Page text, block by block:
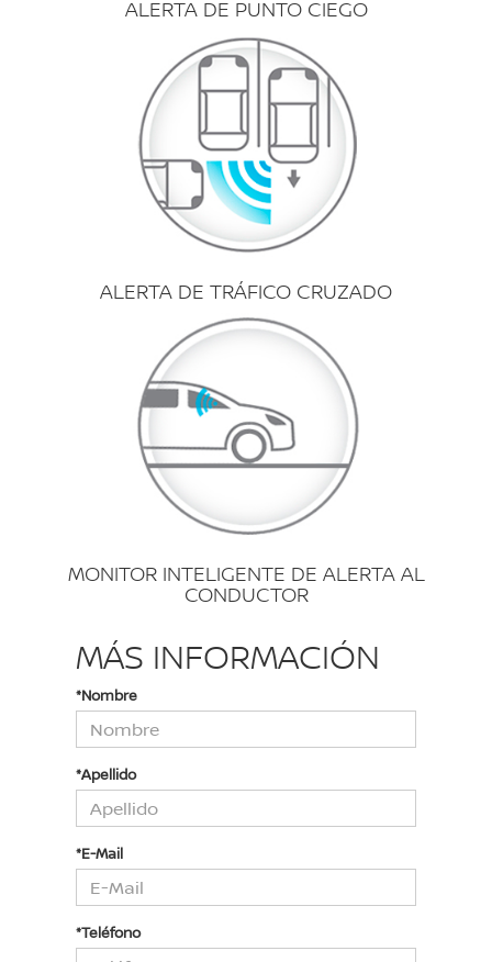
ALERTA DE PUNTO CIEGO
ALERTA DE TRÁFICO CRUZADO
MONITOR INTELIGENTE DE ALERTA AL
CONDUCTOR
MÁS INFORMACIÓN
*Nombre
*Apellido
*E-Mail
*Teléfono